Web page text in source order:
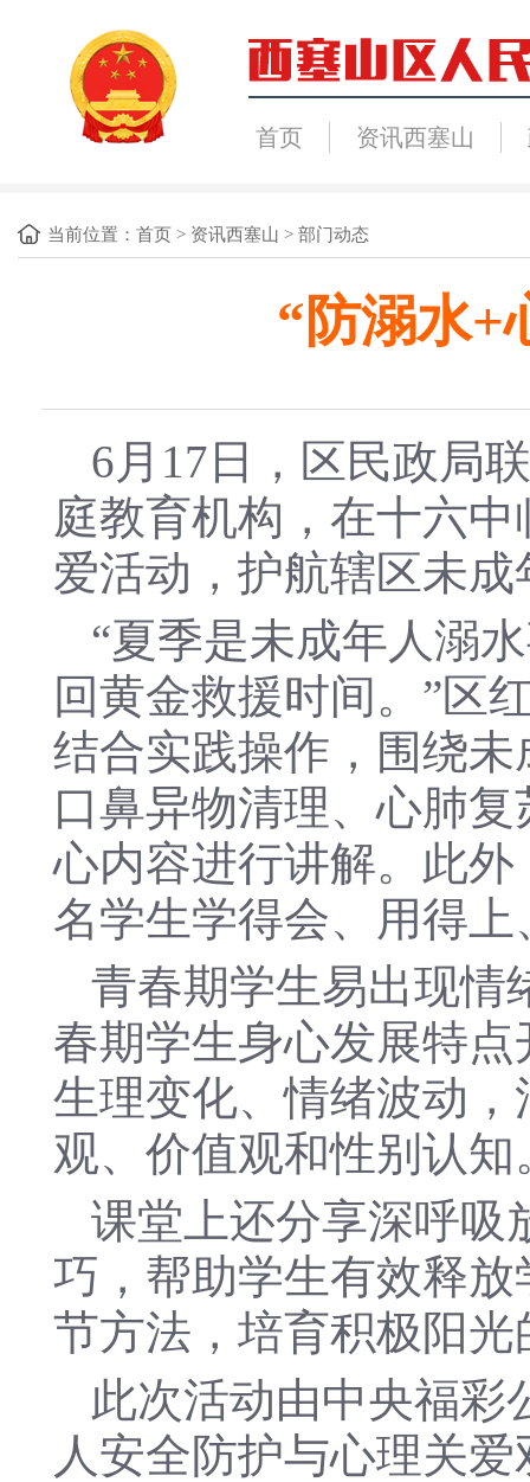
首页 资讯西塞山
当前位置： 首页 > 资讯西塞山 > 部门动态
“防溺水+
6月17日，区民政局
庭教育机构，在十六
爱活动，护航辖区未
“夏季是未成年人溺
回黄金救援时间。”区
结合实践操作，围绕
口鼻异物清理、心肺
心内容进行讲解。此
名学生学得会、用得上
青春期学生易出现情
春期学生身心发展特
生理变化、情绪波动
观、价值观和性别认知
课堂上还分享深呼吸
巧，帮助学生有效释
节方法，培育积极阳
此次活动由中央福彩
人安全防护与心理关